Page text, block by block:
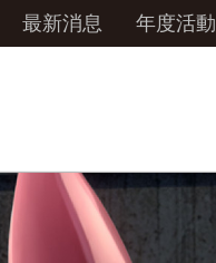
最新消息 年度活動